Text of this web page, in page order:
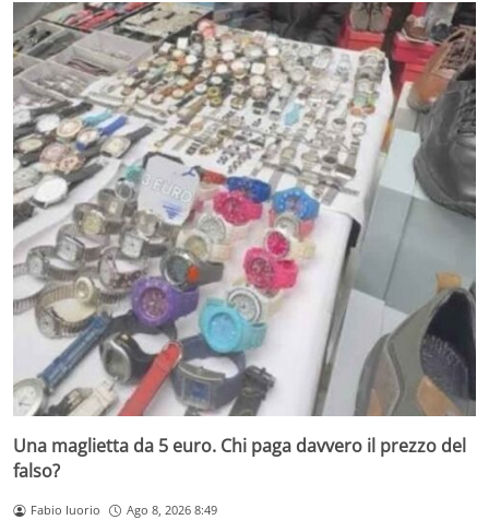
Una maglietta da 5 euro. Chi paga davvero il prezzo del
falso?
Fabio Iuorio Ago 8, 2026 8:49